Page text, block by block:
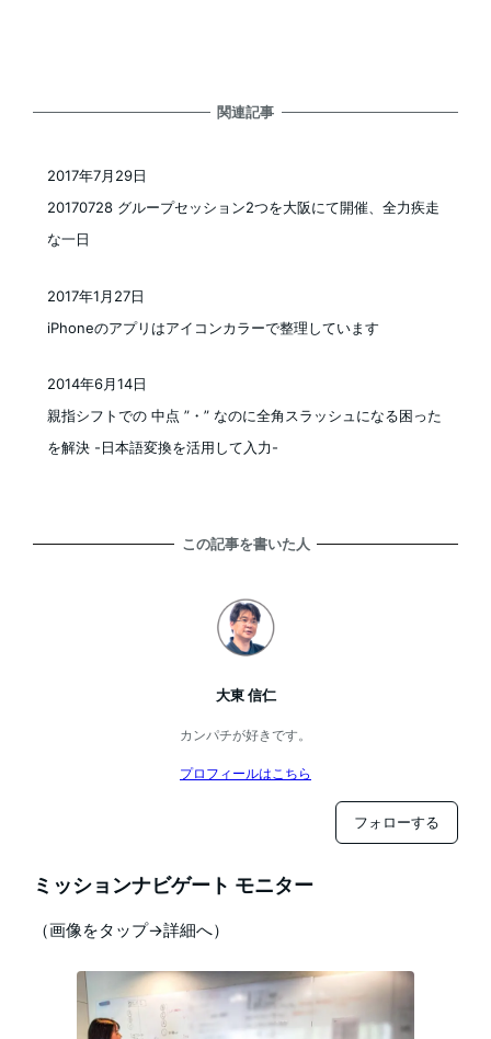
関連記事
20170728 グループセッション2つを大阪にて開催、全力疾走
な一日
2017年7月29日
iPhoneのアプリはアイコンカラーで整理しています
投稿日
2017年1月27日
親指シフトでの 中点 ”・” なのに全角スラッシュになる困った
を解決 -日本語変換を活用して入力-
2014年6月14日
この記事を書いた人
大東 信仁
カンパチが好きです。
プロフィールはこちら
フォローする
ミッションナビゲート モニター
（画像をタップ→詳細へ）